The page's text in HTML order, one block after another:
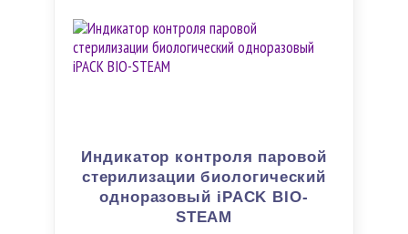
Индикатор контроля паровой
стерилизации биологический
одноразовый iPACK BIO-
STEAM